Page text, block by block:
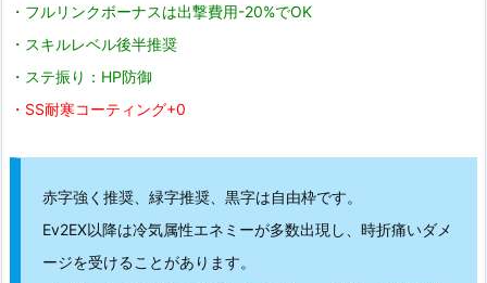
・フルリンクボーナスは出撃費用-20%でOK
・スキルレベル後半推奨
・ステ振り：HP防御
・SS耐寒コーティング+0
赤字強く推奨、緑字推奨、黒字は自由枠です。
Ev2EX以降は冷気属性エネミーが多数出現し、時折痛いダメ
ージを受けることがあります。